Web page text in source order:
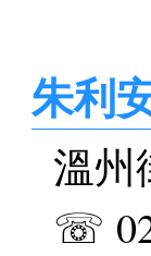
朱利
溫州
☏